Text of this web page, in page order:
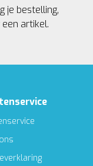
je bestelling,
artikel.